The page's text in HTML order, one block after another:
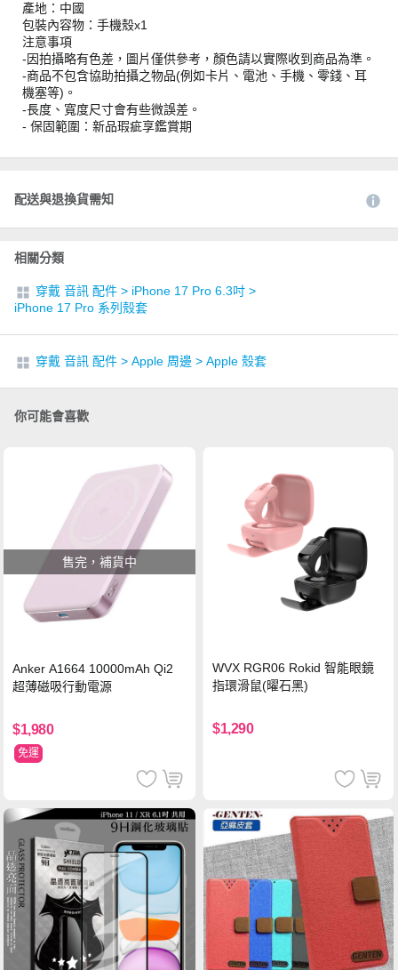
產地：中國
包裝內容物：手機殼x1
注意事項
-因拍攝略有色差，圖片僅供參考，顏色請以實際收到商品為準。
-商品不包含協助拍攝之物品(例如卡片、電池、手機、零錢、耳
機塞等)。
-長度、寬度尺寸會有些微誤差。
- 保固範圍：新品瑕疵享鑑賞期
配送與退換貨需知
相關分類
穿戴 音訊 配件 > iPhone 17 Pro 6.3吋 >
iPhone 17 Pro 系列殼套
穿戴 音訊 配件 > Apple 周邊 > Apple 殼套
你可能會喜歡
售完，補貨中
Anker A1664 10000mAh Qi2
超薄磁吸行動電源
$1,980
免運
WVX RGR06 Rokid 智能眼鏡
指環滑鼠(曜石黑)
$1,290